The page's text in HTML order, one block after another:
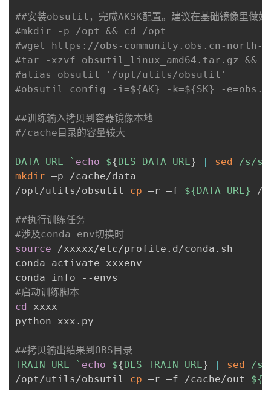
##安装obsutil，完成AKSK配置。建议在基础镜像里做好
#mkdir -p /opt && cd /opt
#wget https://obs-community.obs.cn-north-
#tar -xzvf obsutil_linux_amd64.tar.gz &&
#alias obsutil='/opt/utils/obsutil'
#obsutil config -i=${AK} -k=${SK} -
##训练输入拷贝到容器镜像本地
#/cache目录的容量较大
DATA_URL =` echo ${DLS_DATA_URL } | sed /s/
mkdir –p /cache/data
/opt/utils/obsutil cp –r –f ${DATA_URL} /
##执行训练任务
#涉及conda env切换时
source /xxxxx/etc/profile.d/conda.sh
conda activate xxxenv
#启动训练脚本
cd
xxxx
python xxx.py
##拷贝输出结果到OBS目录
TRAIN_URL =` echo ${DLS_TRAIN_URL } | sed /s/
/opt/utils/obsutil cp –r –f /cache/out